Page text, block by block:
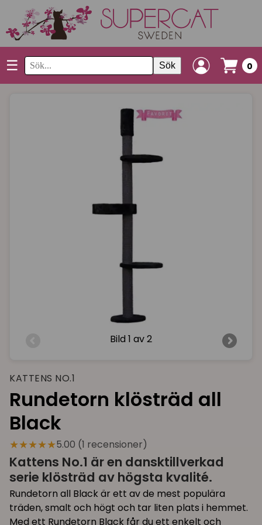
☰ Sök 0
Bild 1 av 2
KATTENS NO.1
Rundetorn klösträd all
Black
★★★★★5.00 (1 recensioner)
Kattens No.1 är en dansktillverkad
serie klösträd av högsta kvalité.
Rundetorn all Black är ett av de mest populära
träden, smalt och högt och tar liten plats i hemmet.
Med ett Rundetorn Black får du ett enkelt och